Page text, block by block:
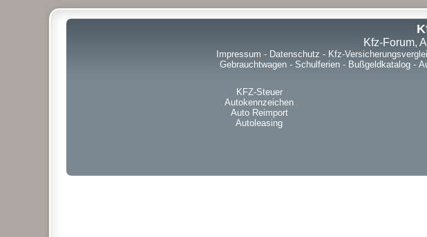
Kfz-Forum,
Impressum - Datenschutz - Kfz-
Gebrauchtwagen - Schulferien - Bußgeldkatalog -
KFZ-Steuer
Autokennzeichen
Auto Reimport
Autoleasing